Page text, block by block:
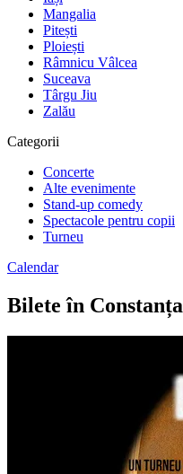
Mangalia
Pitești
Ploiești
Râmnicu Vâlcea
Suceava
Târgu Jiu
Zalău
Categorii
Concerte
Alte evenimente
Stand-up comedy
Spectacole pentru copii
Turneu
Calendar
Bilete în Constanța